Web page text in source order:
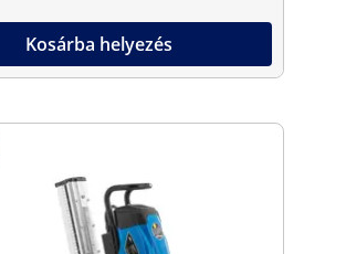
Kosárba helyezés